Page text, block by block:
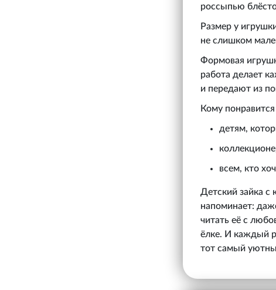
россыпью
Размер у
не слишком
Формовая
работа делает
и передают из
Кому понравится
детям,
всем, кто
Детский зайка с
напоминает:
читать её с
ёлке. И каждый
тот самый